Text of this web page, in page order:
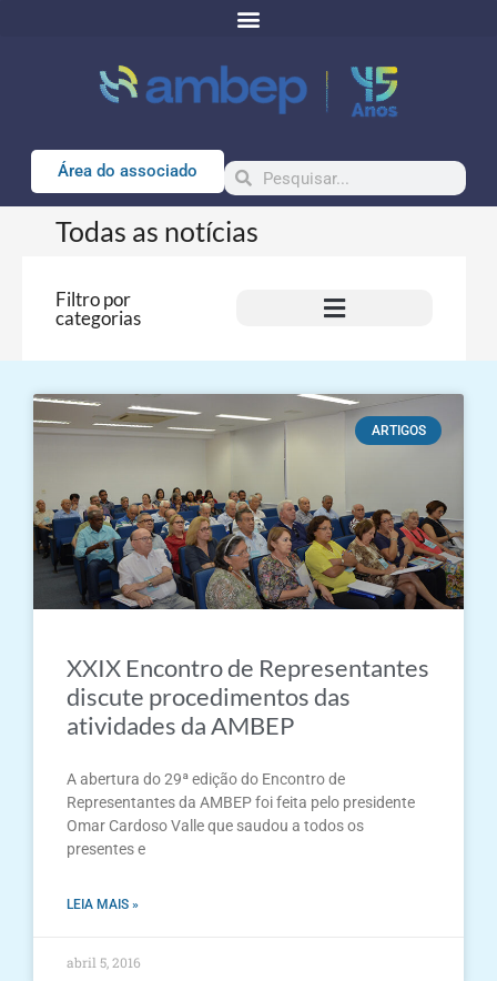
Área do associado
Todas as notícias
Filtro por
categorias
ARTIGOS
XXIX Encontro de Representantes
discute procedimentos das
atividades da AMBEP
A abertura do 29ª edição do Encontro de
Representantes da AMBEP foi feita pelo presidente
Omar Cardoso Valle que saudou a todos os
presentes e
LEIA MAIS »
abril 5, 2016